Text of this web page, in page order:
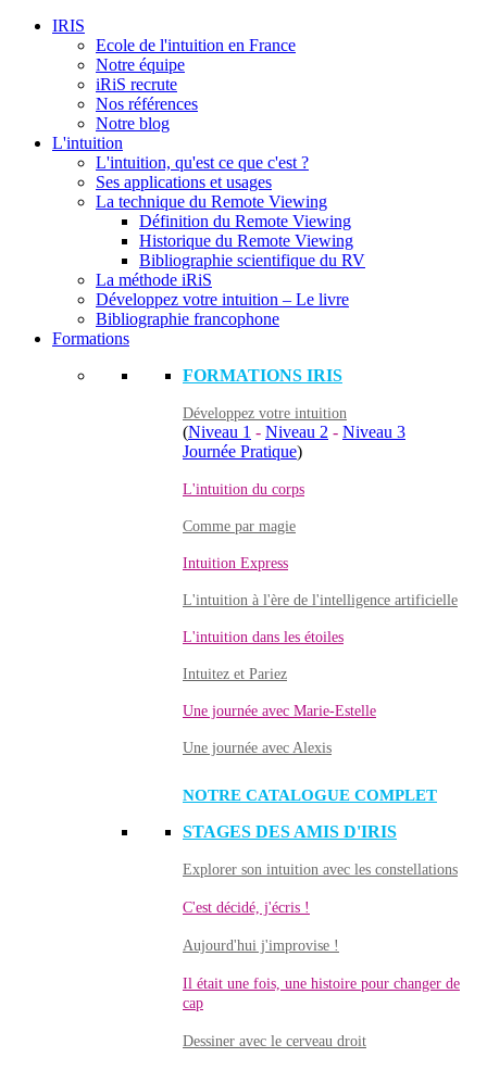
IRIS
Ecole de l'intuition en France
Notre équipe
iRiS recrute
Nos références
Notre blog
L'intuition
L'intuition, qu'est ce que c'est ?
Ses applications et usages
La technique du Remote Viewing
Définition du Remote Viewing
Historique du Remote Viewing
Bibliographie scientifique du RV
La méthode iRiS
Développez votre intuition – Le livre
Bibliographie francophone
Formations
FORMATIONS IRIS
Développez votre intuition
(Niveau 1 - Niveau 2 - Niveau 3
Journée Pratique)
L'intuition du corps
Comme par magie
Intuition Express
L'intuition à l'ère de l'intelligence artificielle
L'intuition dans les étoiles
Intuitez et Pariez
Une journée avec Marie-Estelle
Une journée avec Alexis
NOTRE CATALOGUE COMPLET
STAGES DES AMIS D'IRIS
Explorer son intuition avec les constellations
C'est décidé, j'écris !
Aujourd'hui j'improvise !
Il était une fois, une histoire pour changer de
cap
Dessiner avec le cerveau droit